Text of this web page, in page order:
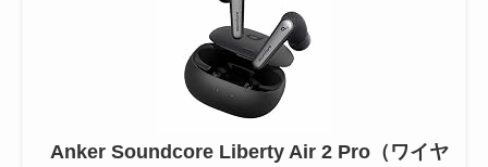
Anker Soundcore Liberty Air 2 Pro（ワイヤ